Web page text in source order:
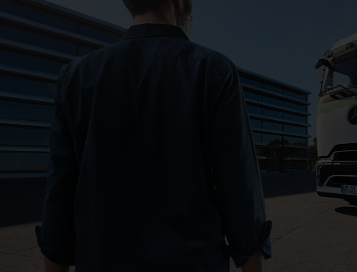
Jetzt mitfeiern!